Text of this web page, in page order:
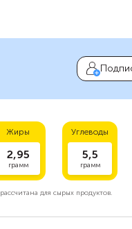
Жиры
2,95
грамм
Углеводы
5,5
грамм
для сырых продуктов.